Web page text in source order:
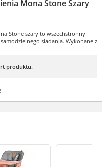
Mona Stone Szary
Stone szary to wszechstronny
siadania. Wykonane z
produktu.